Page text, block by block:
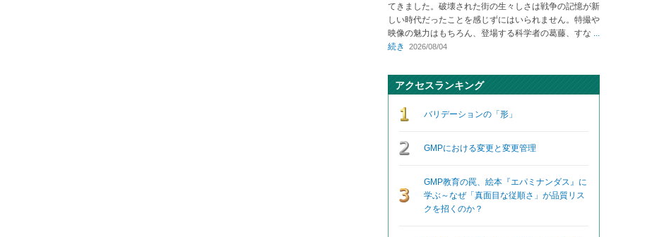
てきました。破壊された街の生々しさは戦争の記憶が新
しい時代だったことを感じずにはいられません。特撮や
映像の魅力はもちろん、登場する科学者の葛藤、すな ...
続き
2026/08/04
アクセスランキング
バリデーションの「形」
GMPにおける変更と変更管理
GMP教育の罠、絵本『エパミナンダス』に
学ぶ～なぜ「真面目な従順さ」が品質リス
クを招くのか？